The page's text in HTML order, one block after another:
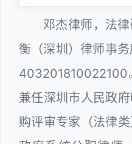
邓杰律师，法
衡（深圳）律师事
403201810022100
兼任深圳市人民政
购评审专家（法律